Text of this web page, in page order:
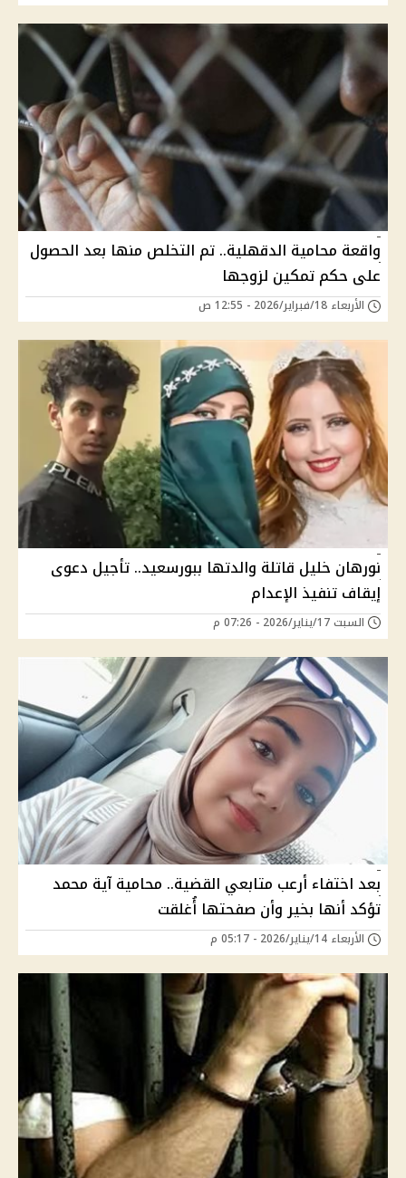
واقعة محامية الدقهلية.. تم التخلص منها بعد الحصول
على حكم تمكين لزوجها
الأربعاء 18/فبراير/2026 - 12:55 ص
نورهان خليل قاتلة والدتها ببورسعيد.. تأجيل دعوى
إيقاف تنفيذ الإعدام
السبت 17/يناير/2026 - 07:26 م
بعد اختفاء أرعب متابعي القضية.. محامية آية محمد
تؤكد أنها بخير وأن صفحتها أُغلقت
الأربعاء 14/يناير/2026 - 05:17 م